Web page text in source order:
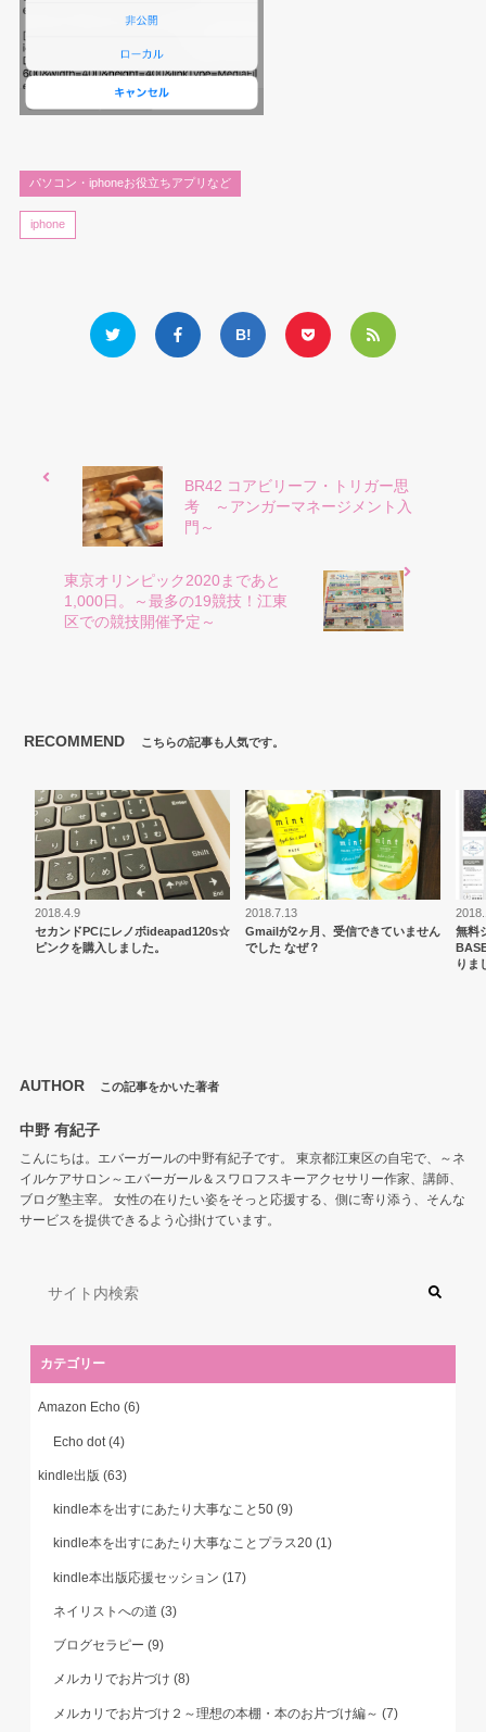
パソコン・iphoneお役立ちアプリなど
iphone
BR42 コアビリーフ・トリガー思
考 ～アンガーマネージメント入
門～
東京オリンピック2020まであと
1,000日。～最多の19競技！江東
区での競技開催予定～
RECOMMEND こちらの記事も人気です。
2018.4.9
セカンドPCにレノボideapad120s☆
ピンクを購入しました。
2018.7.13
Gmailが2ヶ月、受信できていません
でした なぜ？
無料
りま
AUTHOR この記事をかいた著者
中野 有紀子
こんにちは。エバーガールの中野有紀子です。 東京都江東区の自宅で、～ネ
イルケアサロン～エバーガール＆スワロフスキーアクセサリー作家、講師、
ブログ塾主宰。 女性の在りたい姿をそっと応援する、側に寄り添う、そんな
サービスを提供できるよう心掛けています。
カテゴリー
Amazon Echo(6)
Echo dot(4)
kindle出版(63)
kindle本を出すにあたり大事なこと50(9)
kindle本を出すにあたり大事なことプラス20(1)
kindle本出版応援セッション(17)
ネイリストへの道(3)
ブログセラピー(9)
メルカリでお片づけ(8)
メルカリでお片づけ２～理想の本棚・本のお片づけ編～(7)